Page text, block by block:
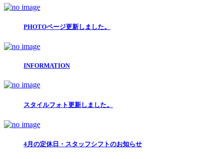
PHOTOページ更新しました。
INFORMATION
スタイルフォト更新しました。
4月の定休日・スタッフシフトのお知らせ